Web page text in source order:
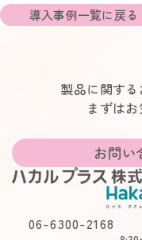
導入事例一覧に戻る
製品に関す
まずは
お問い
06-6300-2168